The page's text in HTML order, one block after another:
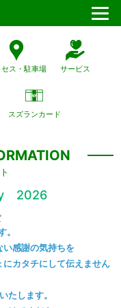
セス・駐車場 サービス
スズランカード
2026
。
い感謝の気持ちを
カタチにして伝えません
たします。